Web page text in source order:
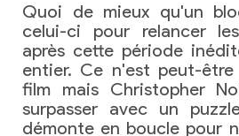
Quoi de mieux qu'un
celui-ci pour relancer
après cette période
entier. Ce n'est peut-être
film mais Christopher
surpasser avec un
démonte en boucle pour